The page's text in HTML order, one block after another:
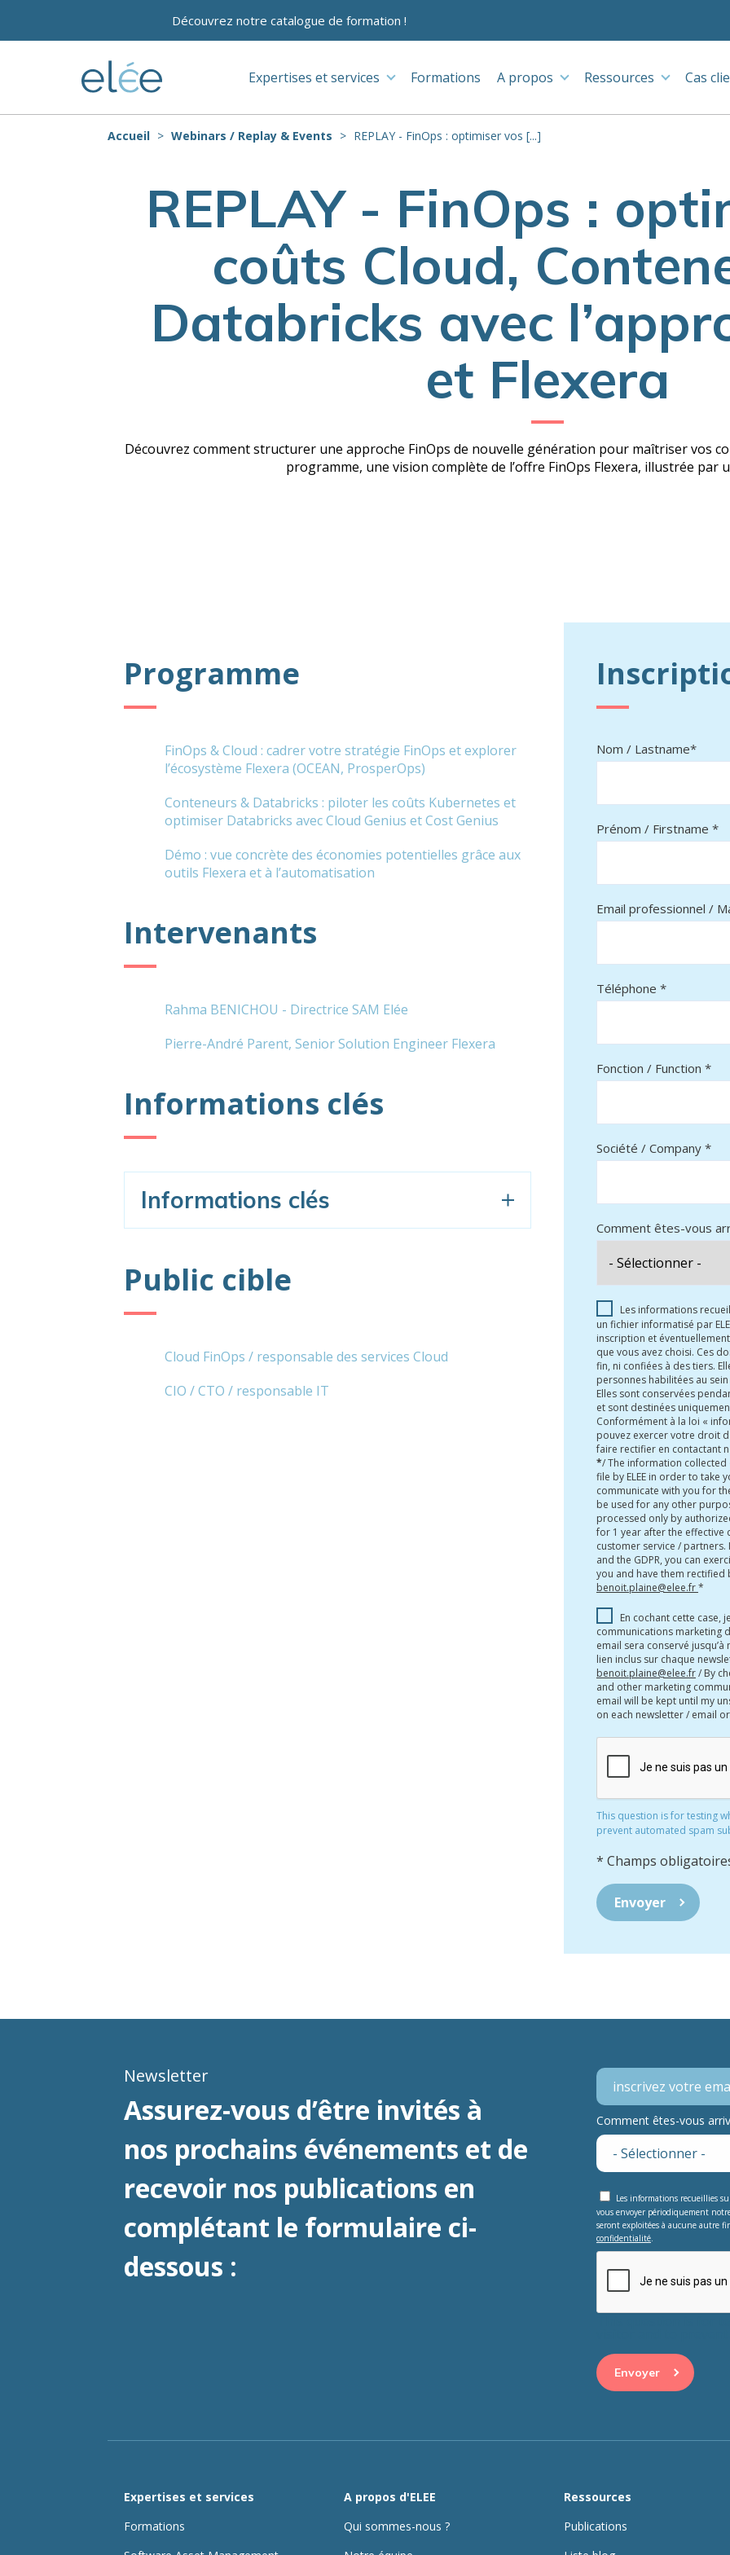
Découvrez notre catalogue de formation !
Expertises et services Formations A propos Ressources Cas
Accueil Webinars / Replay & Events REPLAY - FinOps : optimiser vos [...]
REPLAY - FinOps :
coûts Cloud,
Databricks avec
et Flexera
Découvrez comment structurer une approche FinOps de nouvelle génération pour maîtriser vos
programme, une vision complète de l’offre FinOps Flexera, illustrée par
Programme
FinOps & Cloud : cadrer votre stratégie FinOps et explorer
l’écosystème Flexera (OCEAN, ProsperOps)
Conteneurs & Databricks : piloter les coûts Kubernetes et
optimiser Databricks avec Cloud Genius et Cost Genius
Démo : vue concrète des économies potentielles grâce aux
outils Flexera et à l’automatisation
Intervenants
Rahma BENICHOU - Directrice SAM Elée
Pierre-André Parent, Senior Solution Engineer Flexera
Informations clés
Informations clés
Public cible
Cloud FinOps / responsable des services Cloud
CIO / CTO / responsable IT
Nom / Lastname*
Prénom / Firstname *
Email professionnel /
Téléphone *
Fonction / Function *
Société / Company *
Comment êtes-vous
Les informations
un fichier informatisé par
inscription et
que vous avez choisi. Ces
fin, ni confiées à des tiers.
personnes habilitées au
Elles sont conservées
et sont destinées
Conformément à la loi «
pouvez exercer votre droit
faire rectifier en contactant
*/ The information
file by ELEE in order to
communicate with you for
be used for any other
processed only by
for 1 year after the effective
customer service /
and the GDPR, you can
you and have them rectified
benoit.plaine@elee.fr*
En cochant cette case,
communications marketing
email sera conservé
lien inclus sur chaque
benoit.plaine@elee.fr/ By
and other marketing
email will be kept until my
on each newsletter / email
This question is for testing
prevent automated spam
* Champs
Newsletter
Assurez-vous d’être invités à
nos prochains événements et de
recevoir nos publications en
complétant le formulaire ci-
dessous :
Comment êtes-vous
Les informations recueillies
vous envoyer périodiquement
seront exploitées à aucune autre
confidentialité.
Expertises et services
Formations
A propos d'ELEE
Qui sommes-nous ?
Ressources
Publications